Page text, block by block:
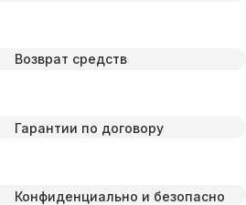
Возврат средств
Гарантии по договору
Конфиденциально и безопасно